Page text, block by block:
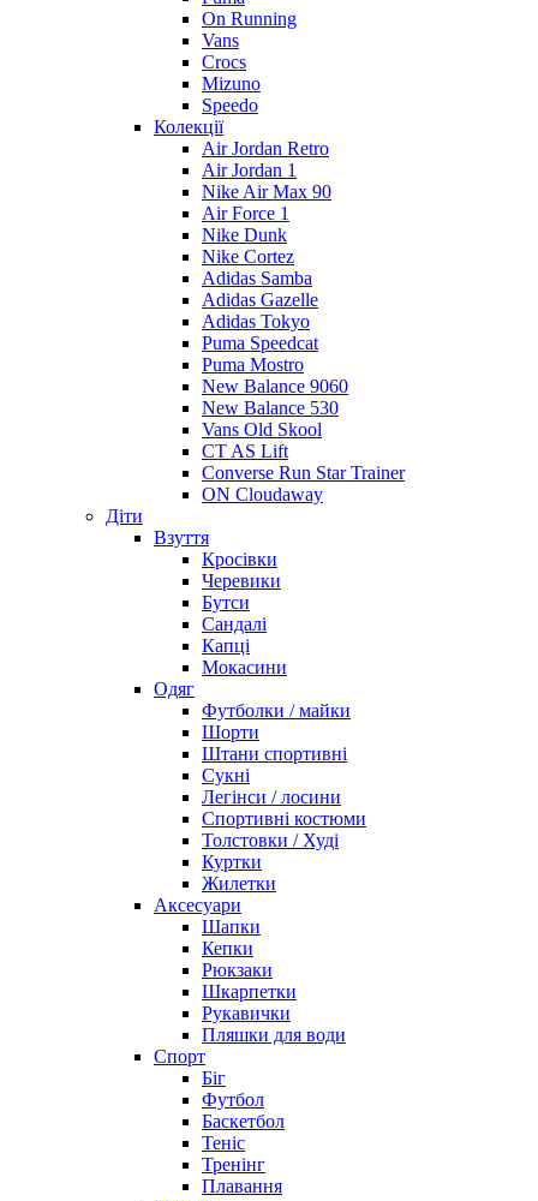
On Running
Vans
Crocs
Mizuno
Speedo
Колекції
Air Jordan Retro
Air Jordan 1
Nike Air Max 90
Air Force 1
Nike Dunk
Nike Cortez
Adidas Samba
Adidas Gazelle
Adidas Tokyo
Puma Speedcat
Puma Mostro
New Balance 9060
New Balance 530
Vans Old Skool
CT AS Lift
Converse Run Star Trainer
ON Cloudaway
Діти
Взуття
Кросівки
Черевики
Бутси
Сандалі
Капці
Мокасини
Одяг
Футболки / майки
Шорти
Штани спортивні
Сукні
Легінси / лосини
Спортивні костюми
Толстовки / Худі
Куртки
Жилетки
Аксесуари
Шапки
Кепки
Рюкзаки
Шкарпетки
Рукавички
Пляшки для води
Спорт
Біг
Футбол
Баскетбол
Теніс
Тренінг
Плавання